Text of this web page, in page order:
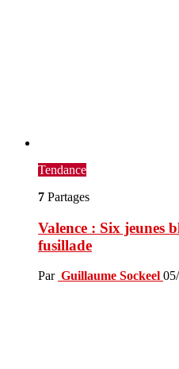
Tendance
7 Partages
Valence : Six jeunes
fusillade
Par Guillaume Sockeel